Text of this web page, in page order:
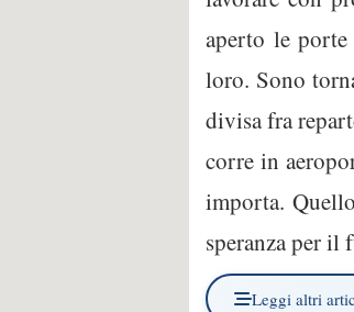
aperto le
loro. Sono
divisa fra
corre in
importa.
speranza per il
Leggi altri